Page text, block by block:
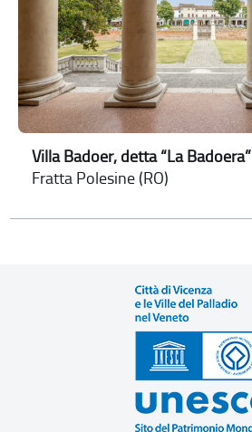
Villa Badoer, detta “La Badoera”
Fratta Polesine (RO)